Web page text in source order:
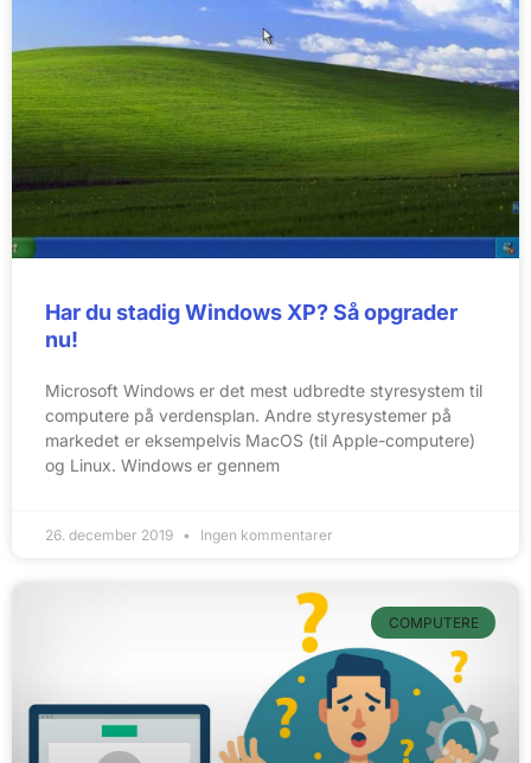
Har du stadig Windows XP? Så opgrader
nu!
Microsoft Windows er det mest udbredte styresystem til
computere på verdensplan. Andre styresystemer på
markedet er eksempelvis MacOS (til Apple-computere)
og Linux. Windows er gennem
26. december 2019 Ingen kommentarer
COMPUTERE